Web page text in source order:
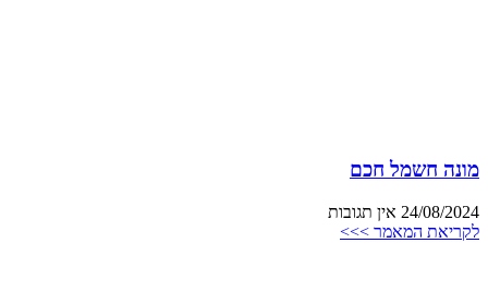
מונה חשמל חכם
24/08/2024 אין תגובות
לקריאת המאמר >>>